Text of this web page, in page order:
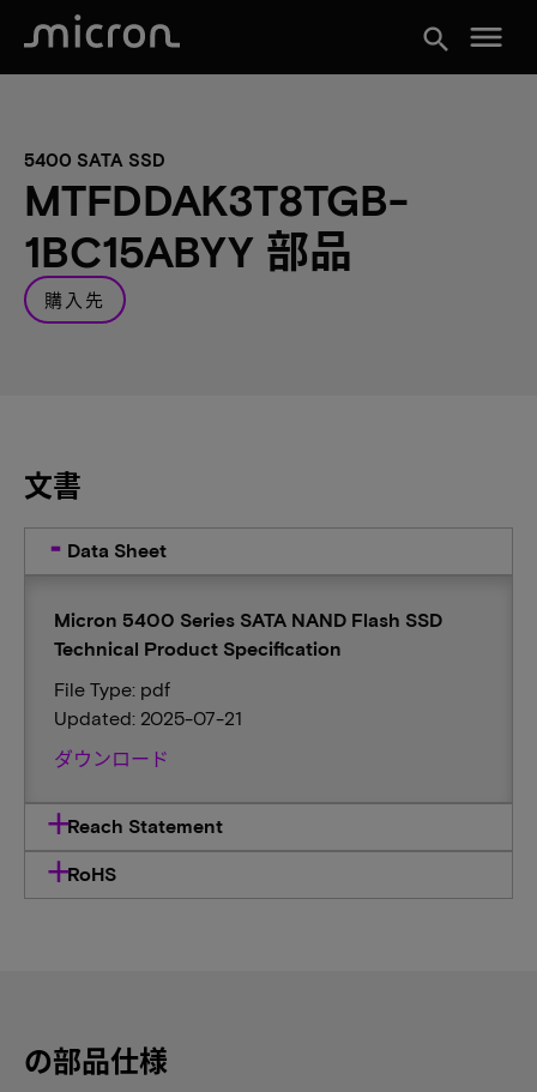
search menu
5400 SATA SSD
MTFDDAK3T8TGB-
1BC15ABYY 部品
購入先
文書
Data Sheet
Micron 5400 Series SATA NAND Flash SSD
Technical Product Specification
File Type: pdf
Updated: 2025-07-21
ダウンロード
Reach Statement
RoHS
の部品仕様